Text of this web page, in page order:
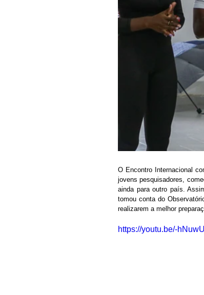
O Encontro Internacional
jovens pesquisadores,
ainda para outro país.
tomou conta do
realizarem a melhor
https://youtu.be/-